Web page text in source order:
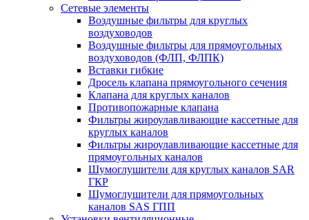
Сетевые элементы
Воздушные фильтры для круглых
воздуховодов
Воздушные фильтры для прямоугольных
воздуховодов (ФЛП, ФЛПК)
Вставки гибкие
Дросель клапана прямоугольного сечения
Клапана для круглых каналов
Противопожарные клапана
Фильтры жироулавливающие кассетные для
круглых каналов
Фильтры жироулавливающие кассетные для
прямоугольных каналов
Шумоглушители для круглых каналов SAR
ГКР
Шумоглушители для прямоугольных
каналов SAS ГПП